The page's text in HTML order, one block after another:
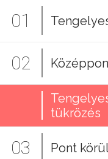
01
02
tükrözés
03 Pont